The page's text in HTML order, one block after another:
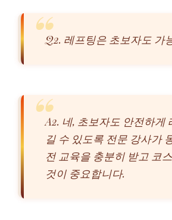
Q2. 레프팅은 초보자도 가
A2. 네, 초보자도 안전하게
길 수 있도록 전문 강사가
전 교육을 충분히 받고 코
것이 중요합니다.